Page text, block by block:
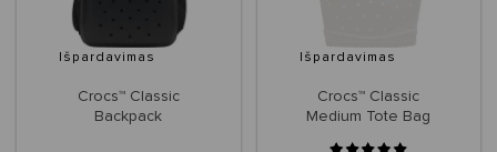
Išpardavimas
Crocs™ Classic
Backpack
Išpardavimas
Crocs™ Classic
Medium Tote Bag